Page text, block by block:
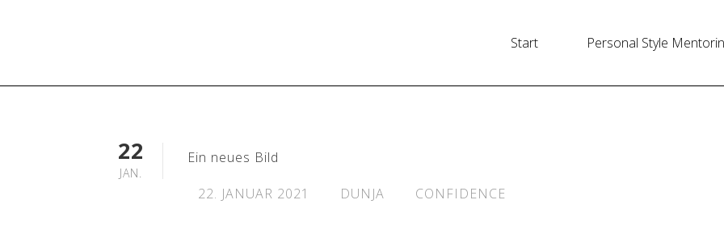
Start Personal Style
22
JAN.
Ein neues Bild
22. JANUAR 2021 DUNJA CONFIDENCE